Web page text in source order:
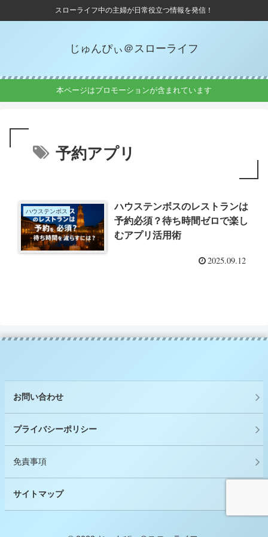
スローライフ中の主婦が日常役立つ情報を発信！
じゅんぴぃ＠スローライフ
本ページはプロモーションが含まれています
予約アプリ
ハウステンボス
ハウステンボスのレストランは
予約必須？待ち時間ゼロで楽し
むアプリ活用術
2025.09.12
お問い合わせ
プライバシーポリシー
免責事項
サイトマップ